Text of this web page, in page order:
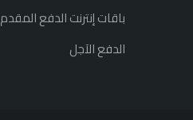
باقات إنترنت الدفع المقدم
الدفع الآجل